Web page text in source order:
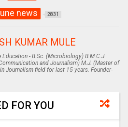
news 2831
KUMAR MULE
Education - B.Sc. (Microbiology) B.M.C.J
and Journalism) M.J. (Master of
Journalism field for last 15 years. Founder-
FOR YOU